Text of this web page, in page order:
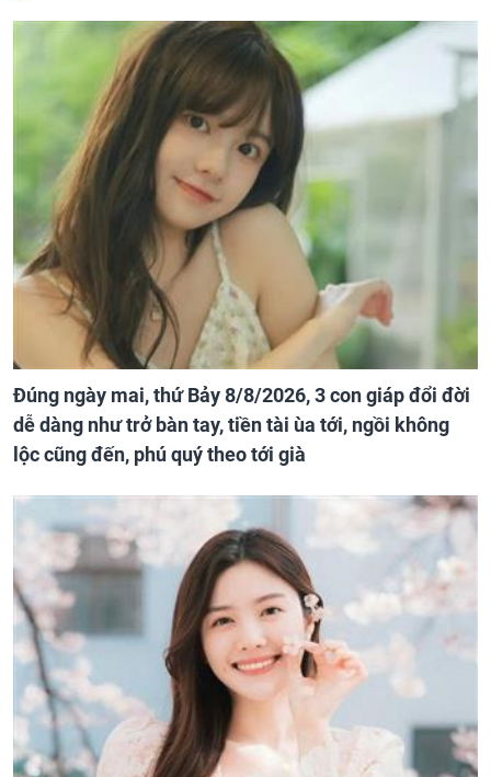
Đúng ngày mai, thứ Bảy 8/8/2026, 3 con giáp đổi đời
dễ dàng như trở bàn tay, tiền tài ùa tới, ngồi không
lộc cũng đến, phú quý theo tới già